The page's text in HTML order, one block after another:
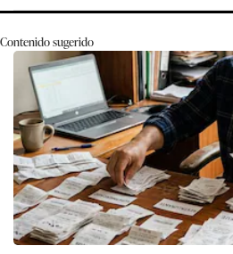
Contenido sugerido